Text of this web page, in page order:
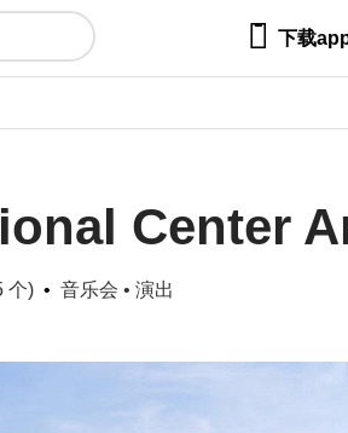
 下载
Center
个) 音乐会 • 演出